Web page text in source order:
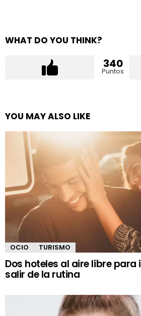
WHAT DO YOU THINK?
340
Puntos
YOU MAY ALSO LIKE
OCIO TURISMO
Dos hoteles al aire libre para
salir de la rutina